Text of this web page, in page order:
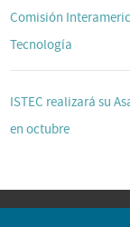
Comisión
Tecnología
ISTEC realizará su
en octubre